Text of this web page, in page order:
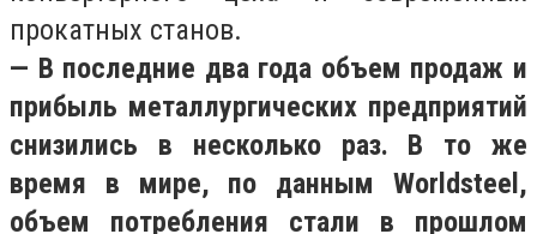
прокатных станов.
— В последние два года объем продаж и
прибыль металлургических предприятий
снизились в несколько раз. В то же
время в мире, по данным Worldsteel,
объем потребления стали в прошлом